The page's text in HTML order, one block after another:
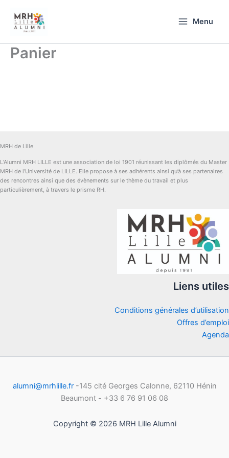
contenu
Menu
Panier
MRH de Lille
L’Alumni MRH LILLE est une association de loi 1901 réunissant les diplômés du Master
MRH de l’Université de LILLE. Elle propose à ses adhérents ainsi qu’à ses partenaires
des rencontres ainsi que des évènements sur le thème du travail et plus
particulièrement, à travers le prisme RH.
Liens utiles
Conditions générales d’utilisation
Offres d’emploi
Agenda
alumni@mrhlille.fr-145 cité Georges Calonne, 62110 Hénin
Beaumont - +33 6 76 91 06 08
Copyright © 2026 MRH Lille Alumni